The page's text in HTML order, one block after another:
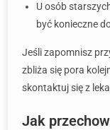
U osób
być konieczne
Jeśli zapomnisz
zbliża się pora
skontaktuj się z
Jak